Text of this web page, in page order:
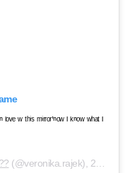
ʷ ᵗʰⁱˢ ᵐⁱʳʳᵒʳʼⁿᵒʷ ᴵ ᵏⁿᵒʷ ʷʰᵃᵗ ᴵ
(@veronika.rajek), 26 Jún 2019 o 6:01 PDT